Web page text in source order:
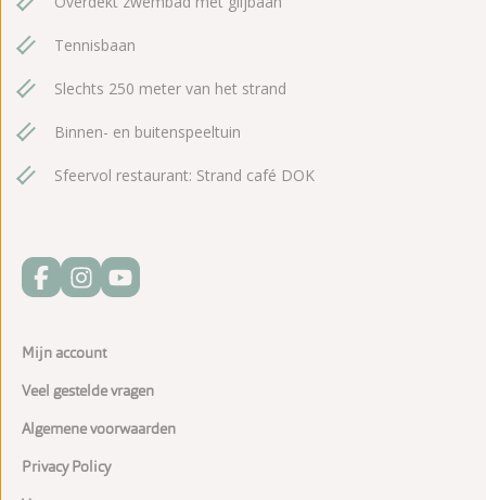
Tennisbaan
Slechts 250 meter van het strand
Binnen- en buitenspeeltuin
Sfeervol restaurant: Strand café DOK
Mijn account
Veel gestelde vragen
Algemene voorwaarden
Privacy Policy